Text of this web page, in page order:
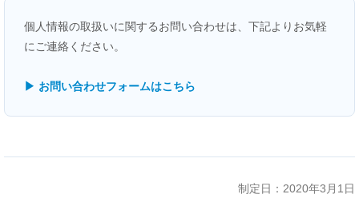
個人情報の取扱いに関するお問い合わせは、下記よりお気軽
にご連絡ください。
▶ お問い合わせフォームはこちら
制定日：2020年3月1日